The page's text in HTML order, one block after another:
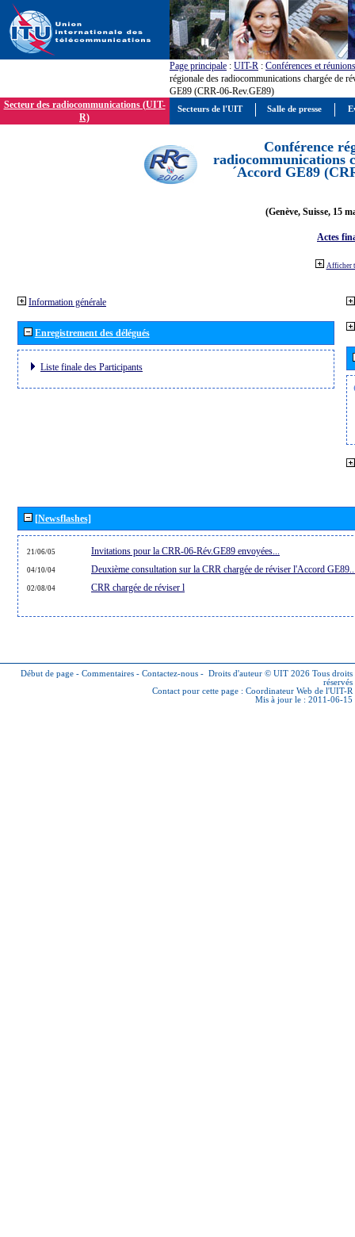
Page principale : UIT-R : Conférences et réunions
régionale des radiocommunications chargée de
GE89 (CRR-06-Rev.GE89)
Secteur des radiocommunications (UIT-
R)
Conférence
radiocommunications
´Accord GE89
(Genève, Suisse, 15
Actes
Afficher
Information générale
Enregistrement des délégués
Liste finale des Participants
[Newsflashes]
21/06/05 Invitations pour la CRR-06-Rév.GE89 envoyées...
04/10/04 Deuxième consultation sur la CRR chargée de réviser l'Accord
02/08/04 CRR chargée de réviser l
Début de page - Commentaires - Contactez-nous - Droits d'auteur © UIT 2026 Tous droits
réservés
Contact pour cette page : Coordinateur Web de l'UIT-R
Mis à jour le : 2011-06-15
Secteurs de l'UIT Salle de presse